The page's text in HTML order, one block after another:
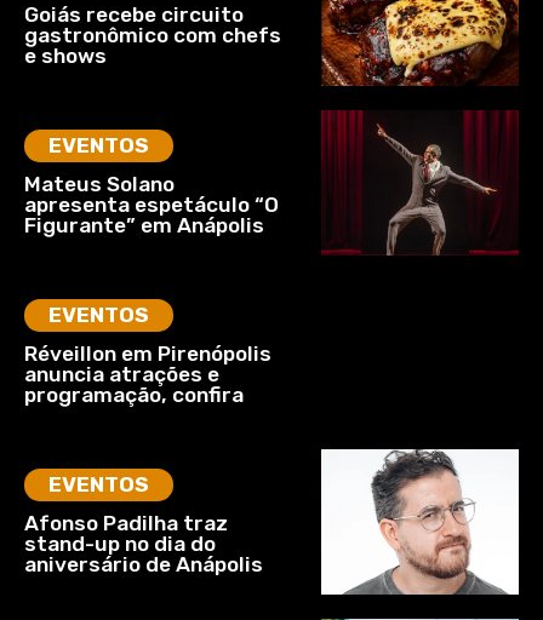
Goiás recebe circuito
gastronômico com chefs
e shows
EVENTOS
Mateus Solano
apresenta espetáculo “O
Figurante” em Anápolis
EVENTOS
Réveillon em Pirenópolis
anuncia atrações e
programação, confira
EVENTOS
Afonso Padilha traz
stand-up no dia do
aniversário de Anápolis